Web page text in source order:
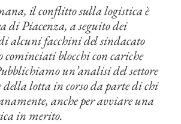
il conflitto sulla logistica è
di Piacenza, a seguito dei
alcuni facchini del sindacato
cominciati blocchi con cariche
un’analisi del settore
della lotta in corso da parte di chi
anche per avviare una
in merito.